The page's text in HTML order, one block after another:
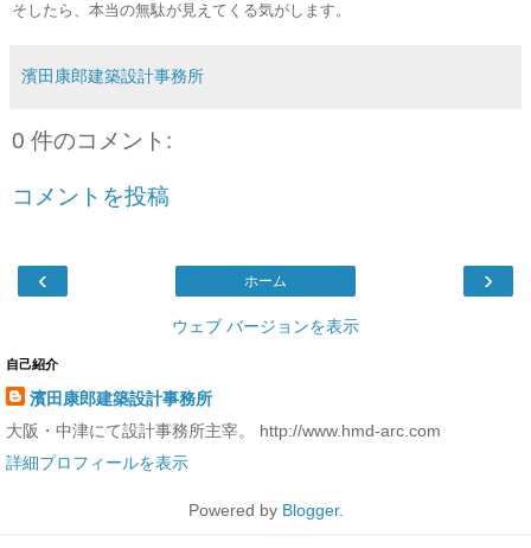
そしたら、本当の無駄が見えてくる気がします。
濱田康郎建築設計事務所
0 件のコメント:
コメントを投稿
‹ ›
ホーム
ウェブ バージョンを表示
自己紹介
濱田康郎建築設計事務所
大阪・中津にて設計事務所主宰。 http://www.hmd-arc.com
詳細プロフィールを表示
Powered by Blogger.